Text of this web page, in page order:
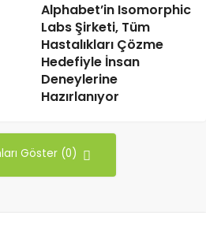
Alphabet’in Isomorphic
Labs Şirketi, Tüm
Hastalıkları Çözme
Hedefiyle İnsan
Deneylerine
Hazırlanıyor
Göster (0)